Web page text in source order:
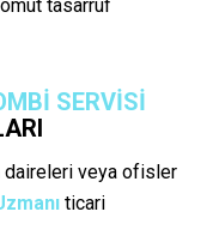
tasarruf
SERVISI
daireleri veya ofisler
ticari